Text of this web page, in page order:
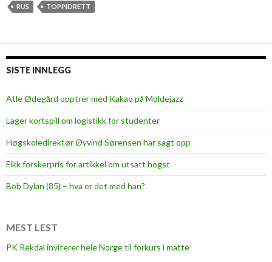
e
b
d
e
?
RUS
TOPPIDRETT
SISTE INNLEGG
Atle Ødegård opptrer med Kakao på Moldejazz
Lager kortspill om logistikk for studenter
Høgskoledirektør Øyvind Sørensen har sagt opp
Fikk forskerpris for artikkel om utsatt hogst
Bob Dylan (85) – hva er det med han?
MEST LEST
PK Rekdal inviterer hele Norge til forkurs i matte